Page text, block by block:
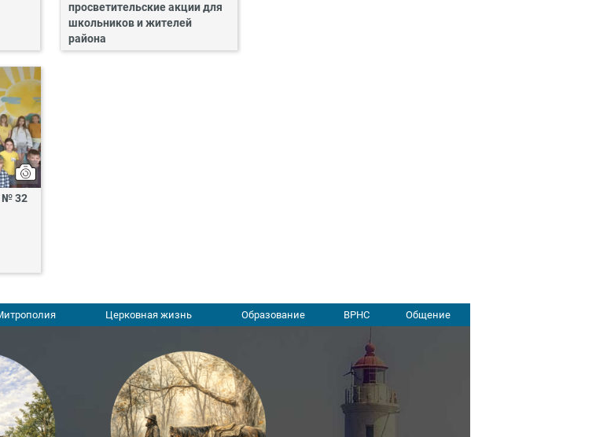
просветительские акции для
школьников и жителей
района
№ 32
Церковная жизнь Образование ВРНС Общение